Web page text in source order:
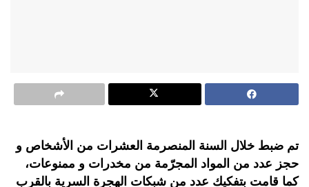
تم ضبط خلال السنة المنصرمة العشرات من الأشخاص و
حجز عدد من المواد المجرّمة من مخدرات و ممنوعات،
كما قامت بتفكيك عدد من شبكات الهجرة السرية بالقرب